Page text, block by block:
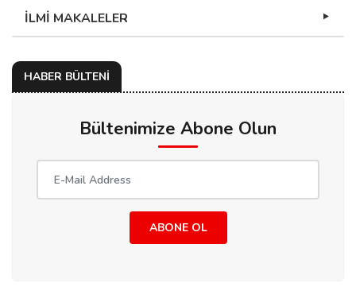
İLMİ MAKALELER
HABER BÜLTENİ
Bültenimize Abone Olun
ABONE OL